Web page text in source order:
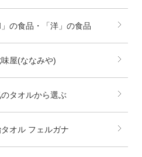
」の食品・「洋」の食品
屋(ななみや)
のタオルから選ぶ
オル フェルガナ